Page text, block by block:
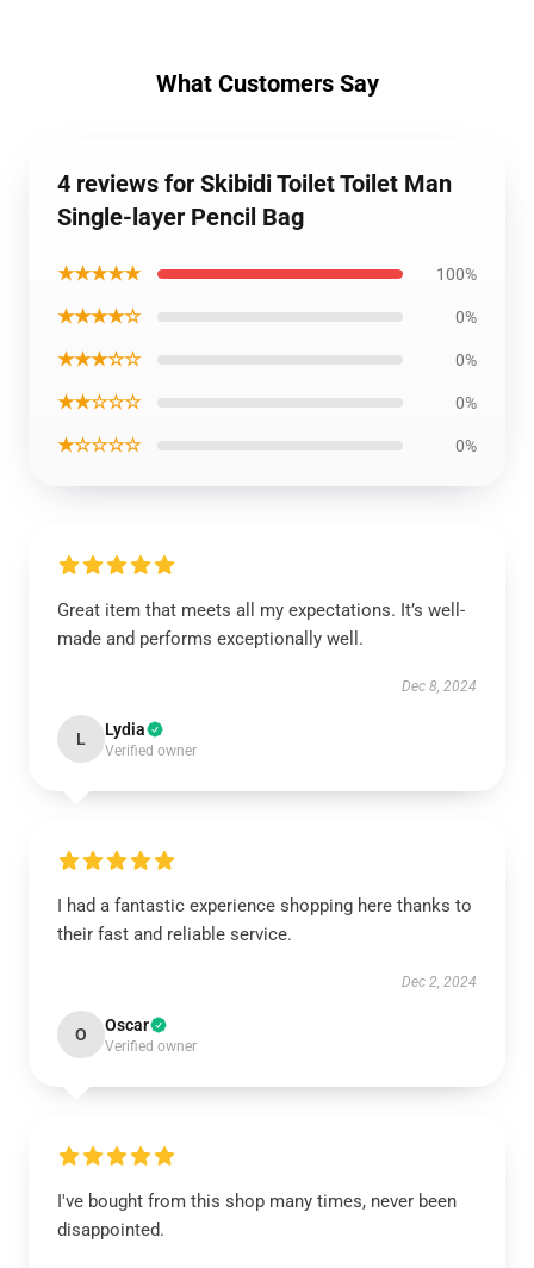
What Customers Say
4 reviews for Skibidi Toilet Toilet Man
Single-layer Pencil Bag
★★★★★ 100%
★★★★☆ 0%
★★★☆☆ 0%
★★☆☆☆ 0%
★☆☆☆☆ 0%
Great item that meets all my expectations. It’s well-
made and performs exceptionally well.
Dec 8, 2024
L Lydia
Verified owner
I had a fantastic experience shopping here thanks to
their fast and reliable service.
Dec 2, 2024
O Oscar
Verified owner
I've bought from this shop many times, never been
disappointed.